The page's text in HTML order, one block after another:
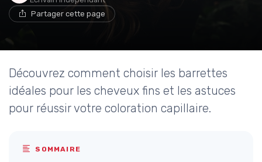
Partager cette page
Découvrez comment choisir les barrettes
idéales pour les cheveux fins et les astuces
pour réussir votre coloration capillaire.
SOMMAIRE